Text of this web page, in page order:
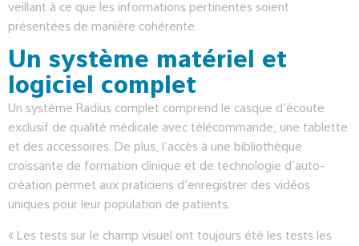
veillant à ce que les informations pertinentes soient
présentées de manière cohérente.
Un système matériel et
logiciel complet
Un système Radius complet comprend le casque d’écoute
exclusif de qualité médicale avec télécommande, une tablette
et des accessoires. De plus, l’accès à une bibliothèque
croissante de formation clinique et de technologie d’auto-
création permet aux praticiens d’enregistrer des vidéos
uniques pour leur population de patients.
« Les tests sur le champ visuel ont toujours été les tests les